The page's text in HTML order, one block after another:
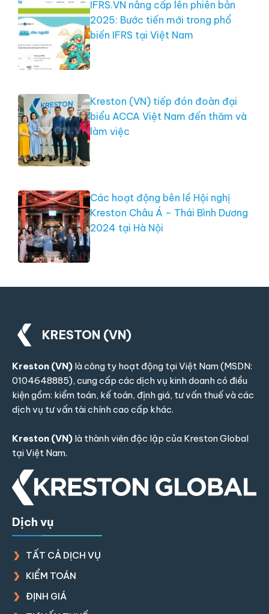
IFRS.VN nâng cấp lên phiên bản
2025: Bước tiến mới trong phổ
biến IFRS tại Việt Nam
Kreston (VN) tiếp đón đoàn đại
biểu ACCA Việt Nam đến thăm và
làm việc
Các hoạt động bên lề Hội nghị
Kreston Châu Á – Thái Bình Dương
2024 tại Hà Nội
KRESTON (VN)
Kreston (VN) là công ty hoạt động tại Việt Nam (MSDN:
0104648885), cung cấp các dịch vụ kinh doanh có điều
kiện gồm: kiểm toán, kế toán, định giá, tư vấn thuế và các
dịch vụ tư vấn tài chính cao cấp khác.
Kreston (VN) là thành viên độc lập của Kreston Global
tại Việt Nam.
Dịch vụ
TẤT CẢ DỊCH VỤ
KIỂM TOÁN
ĐỊNH GIÁ